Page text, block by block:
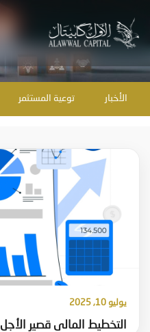
الأخبار توعية المستثمر
التخطيط المالى قصير الأجل
يوليو 10, 2025